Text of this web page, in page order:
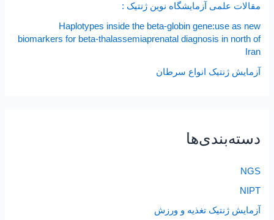
مقالات علمی آزمایشگاه نوین ژنتیک :
Haplotypes inside the beta-globin gene:use as new
biomarkers for beta-thalassemiaprenatal diagnosis in north of
Iran
آزمایش ژنتیک انواع سرطان
دسته‌بندی‌ها
NGS
NIPT
آزمایش ژنتیک تغذیه و ورزش